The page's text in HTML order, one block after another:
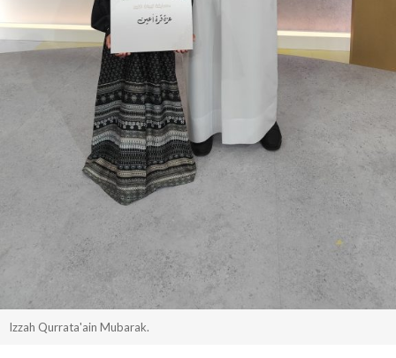
Izzah Qurrata'ain Mubarak.